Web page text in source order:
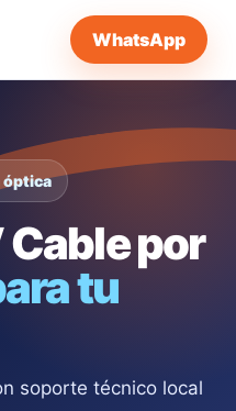
WhatsApp
óptica
por
tu
soporte técnico local